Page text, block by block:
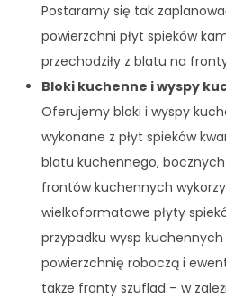
Postaramy się tak
powierzchni płyt spieków
przechodziły z blatu na
Bloki kuchenne i wyspy
Oferujemy bloki i wyspy
wykonane z płyt spieków
blatu kuchennego,
frontów kuchennych
wielkoformatowe płyty
przypadku wysp
powierzchnię roboczą i
także fronty szuflad – w